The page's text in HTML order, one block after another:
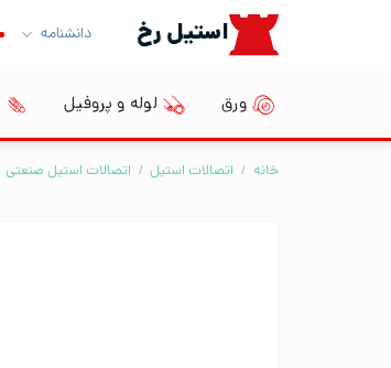
استیل رخ دانشنامه
ورق لوله و پروفیل
خانه / اتصالات استیل / اتصالات استیل صنعتی